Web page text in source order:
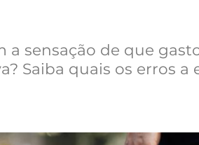
a sensação de que
Saiba quais os erros a